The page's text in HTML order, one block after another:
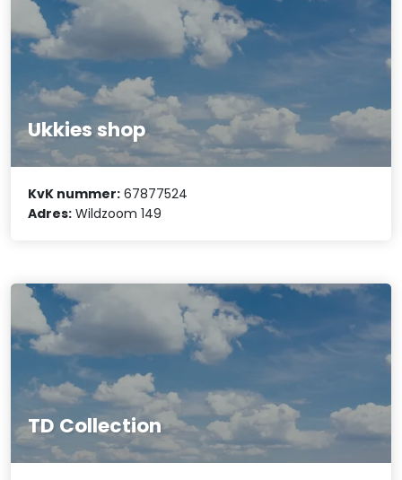
Ukkies shop
KvK nummer: 67877524
Adres: Wildzoom 149
TD Collection